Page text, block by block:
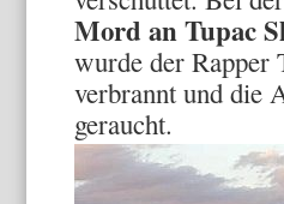
Mord an Tupac
wurde der Rapper
verbrannt und die
geraucht.